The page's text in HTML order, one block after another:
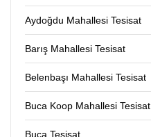
Aydoğdu Mahallesi Tesisat
Barış Mahallesi Tesisat
Belenbaşı Mahallesi Tesisat
Buca Koop Mahallesi Tesisat
Buca Tesisat